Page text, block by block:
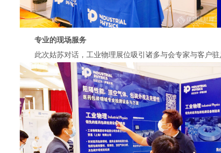
专业的现场服务
此次姑苏对话，工业物理展位吸引诸多与会专家与客户